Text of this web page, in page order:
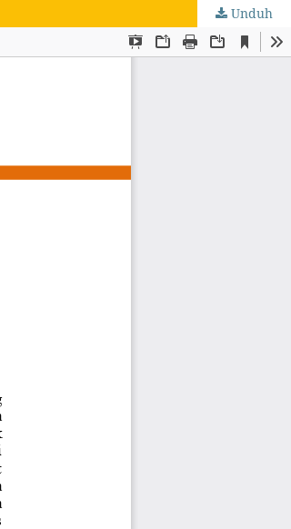
Unduh